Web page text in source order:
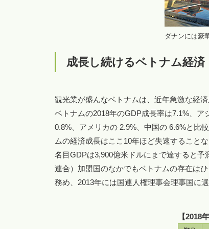
ダナンには豪
成長し続けるベトナム経済
観光業が盛んなベトナムは、近年急激な経
ベトナムの2018年のGDP成長率は7.1%、
0.8%、アメリカの 2.9%、中国の 6.6%と比
ムの経済成長はここ10年ほど失速すること
名目GDPは3,900億米ドルにまで達すると
連合）加盟国のなかでもベトナムの存在は
務め、2013年には国連人権理事会理事国に選
【2018